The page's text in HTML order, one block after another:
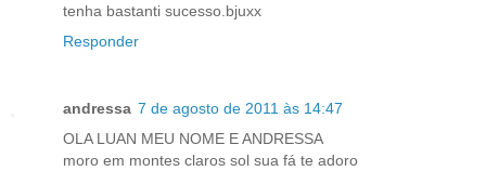
tenha bastanti sucesso.bjuxx
Responder
andressa 7 de agosto de 2011 às 14:47
OLA LUAN MEU NOME E ANDRESSA
moro em montes claros sol sua fá te adoro